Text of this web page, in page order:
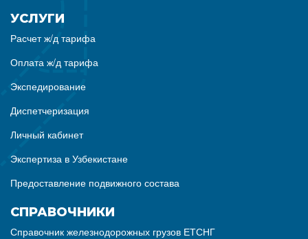
УСЛУГИ
Расчет ж/д тарифа
Оплата ж/д тарифа
Экспедирование
Диспетчеризация
Личный кабинет
Экспертиза в Узбекистане
Предоставление подвижного состава
СПРАВОЧНИКИ
Справочник железнодорожных грузов ЕТСНГ